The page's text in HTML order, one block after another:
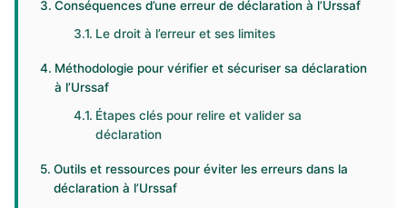
Conséquences d’une erreur de déclaration à l’Urssaf
Le droit à l’erreur et ses limites
Méthodologie pour vérifier et sécuriser sa déclaration
à l’Urssaf
Étapes clés pour relire et valider sa
déclaration
Outils et ressources pour éviter les erreurs dans la
déclaration à l’Urssaf